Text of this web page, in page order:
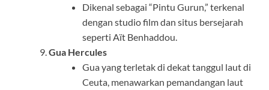
Dikenal sebagai “Pintu Gurun,” terkenal
dengan studio film dan situs bersejarah
seperti Aït Benhaddou.
Gua Hercules
Gua yang terletak di dekat tanggul laut di
Ceuta, menawarkan pemandangan laut